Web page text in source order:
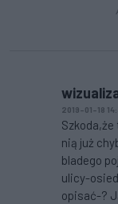
2019-01-18
nią już
bladego
ulicy-
opisać-?